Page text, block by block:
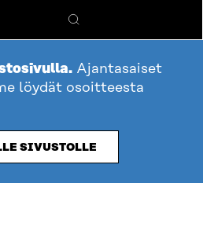
Hae
Ajantasaiset
löydät osoitteesta
SIVUSTOLLE